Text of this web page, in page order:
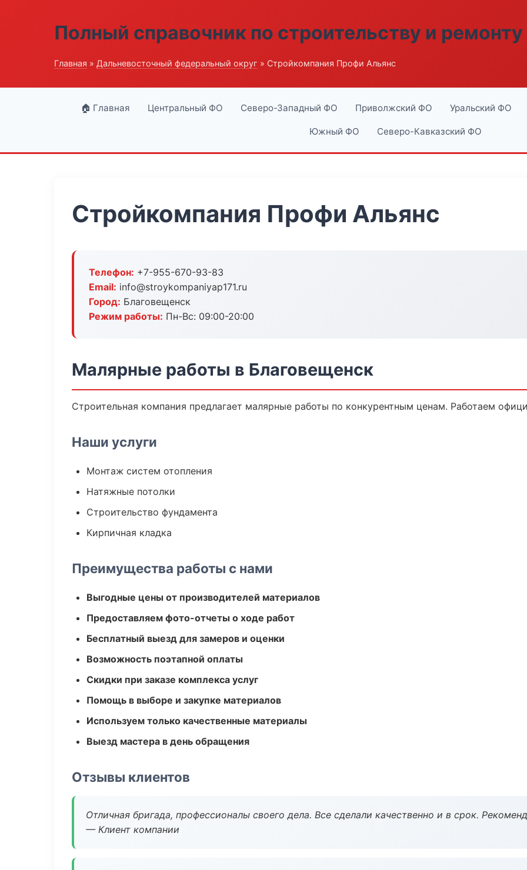
Полный справочник по строительству и ремонту
Главная » Дальневосточный федеральный округ » Стройкомпания Профи Альянс
🏠 Главная Центральный ФО Северо-Западный ФО Приволжский ФО Уральский ФО
Южный ФО Северо-Кавказский ФО
Стройкомпания Профи Альянс
Телефон: +7-955-670-93-83
Email: info@stroykompaniyap171.ru
Город: Благовещенск
Режим работы: Пн-Вс: 09:00-20:00
Малярные работы в Благовещенск
Строительная компания предлагает малярные работы по конкурентным ценам. Работаем
Наши услуги
Монтаж систем отопления
Натяжные потолки
Строительство фундамента
Кирпичная кладка
Преимущества работы с нами
Выгодные цены от производителей материалов
Предоставляем фото-отчеты о ходе работ
Бесплатный выезд для замеров и оценки
Возможность поэтапной оплаты
Скидки при заказе комплекса услуг
Помощь в выборе и закупке материалов
Используем только качественные материалы
Выезд мастера в день обращения
Отзывы клиентов
Отличная бригада, профессионалы своего дела. Все сделали качественно и в срок.
— Клиент компании